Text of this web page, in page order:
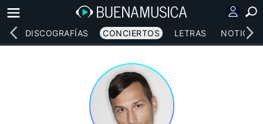
DISCOGRAFÍAS CONCIERTOS LETRAS NOTICIAS